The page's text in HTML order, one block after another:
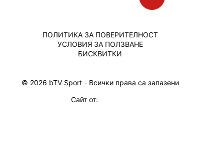
© 2026 bTV Sport - Всички права са запазени
ПОЛИТИКА ЗА ПОВЕРИТЕЛНОСТ
УСЛОВИЯ ЗА ПОЛЗВАНЕ
БИСКВИТКИ
Сайт от: